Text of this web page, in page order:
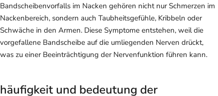
Bandscheibenvorfalls im Nacken gehören nicht nur Schmerzen im
Nackenbereich, sondern auch Taubheitsgefühle, Kribbeln oder
Schwäche in den Armen. Diese Symptome entstehen, weil die
vorgefallene Bandscheibe auf die umliegenden Nerven drückt,
was zu einer Beeinträchtigung der Nervenfunktion führen kann.
häufigkeit und bedeutung der